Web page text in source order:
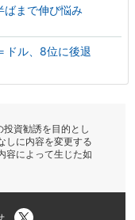
まで伸び悩み
ドル、8位に後退
資勧誘を目的とし
しに内容を変更する
容によって生じた如